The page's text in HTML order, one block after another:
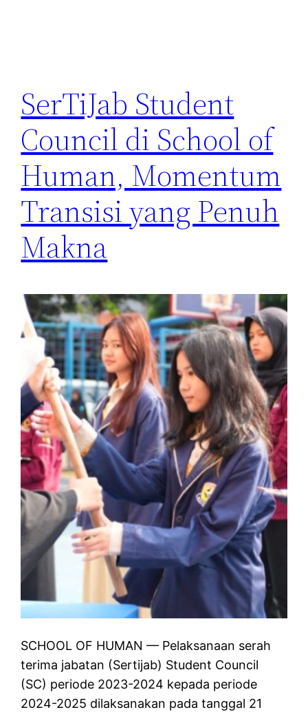
SerTiJab Student
Council di School of
Human, Momentum
Transisi yang Penuh
Makna
SCHOOL OF HUMAN — Pelaksanaan serah
terima jabatan (Sertijab) Student Council
(SC) periode 2023-2024 kepada periode
2024-2025 dilaksanakan pada tanggal 21